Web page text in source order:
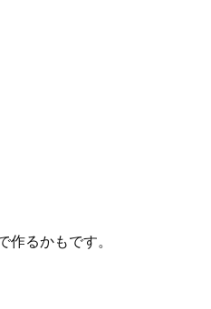
るかもです。